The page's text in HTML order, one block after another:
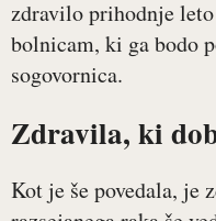
zdravilo prihodnje
bolnicam, ki ga bodo
sogovornica.
Zdravila, ki
Kot je še povedala, je